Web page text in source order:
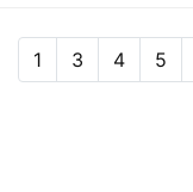
1 3 4 5